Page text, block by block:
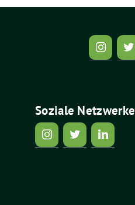
Soziale Netzwerke